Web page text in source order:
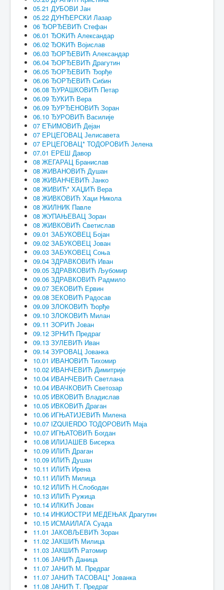
05.21 ДУБОВИ Јан
05.22 ДУНЂЕРСКИ Лазар
06 ЂОРЂЕВИЋ Стефан
06.01 ЂОКИЋ Александар
06.02 ЂОКИЋ Војислав
06.03 ЂОРЂЕВИЋ Александар
06.04 ЂОРЂЕВИЋ Драгутин
06.05 ЂОРЂЕВИЋ Ђорђе
06.06 ЂОРЂЕВИЋ Сибин
06.08 ЂУРАШКОВИЋ Петар
06.09 ЂУКИЋ Вера
06.09 ЂУРЂЕНОВИЋ Зоран
06.10 ЂУРОВИЋ Василије
07 ЕЋИМОВИЋ Дејан
07 ЕРЦЕГОВАЦ Јелисавета
07 ЕРЦЕГОВАЦ* ТОДОРОВИЋ Јелена
07.01 ЕРЕШ Давор
08 ЖЕГАРАЦ Бранислав
08 ЖИВАНОВИЋ Душан
08 ЖИВАНЧЕВИЋ Јанко
08 ЖИВИЋ* ХАЏИЋ Вера
08 ЖИВКОВИЋ Хаџи Никола
08 ЖИЛНИК Павле
08 ЖУПАЊЕВАЦ Зоран
08 ЖИВКОВИЋ Светислав
09.01 ЗАБУКОВЕЦ Бојан
09.02 ЗАБУКОВЕЦ Јован
09.03 ЗАБУКОВЕЦ Соња
09.04 ЗДРАВКОВИЋ Иван
09.05 ЗДРАВКОВИЋ Љубомир
09.06 ЗДРАВКОВИЋ Радмило
09.07 ЗЕКОВИЋ Ервин
09.08 ЗЕКОВИЋ Радосав
09.09 ЗЛОКОВИЋ Ђорђе
09.10 ЗЛОКОВИЋ Милан
09.11 ЗОРИЋ Јован
09.12 ЗРНИЋ Предраг
09.13 ЗУЛЕВИЋ Иван
09.14 ЗУРОВАЦ Јованка
10.01 ИВАНОВИЋ Тихомир
10.02 ИВАНЧЕВИЋ Димитрије
10.04 ИВАНЧЕВИЋ Светлана
10.04 ИВАЧКОВИЋ Светозар
10.05 ИВКОВИЋ Владислав
10.05 ИВКОВИЋ Драган
10.06 ИГЊАТИЈЕВИЋ Милена
10.07 IZQUIERDO ТОДОРОВИЋ Маја
10.07 ИГЊАТОВИЋ Богдан
10.08 ИЛИЈАШЕВ Бисерка
10.09 ИЛИЋ Драган
10.09 ИЛИЋ Душан
10.11 ИЛИЋ Ирена
10.11 ИЛИЋ Милица
10.12 ИЛИЋ Н.Слободан
10.13 ИЛИЋ Ружица
10.14 ИЛКИЋ Јован
10.14 ИНКИОСТРИ МЕДЕЊАК Драгутин
10.15 ИСМАИЛАГА Суада
11.01 ЈАКОВЉЕВИЋ Зоран
11.02 ЈАКШИЋ Милица
11.03 ЈАКШИЋ Ратомир
11.06 ЈАНИЋ Даница
11.07 ЈАНИЋ М. Предраг
11.07 ЈАНИЋ ТАСОВАЦ* Јованка
11.08 ЈАНИЋ Т. Предраг